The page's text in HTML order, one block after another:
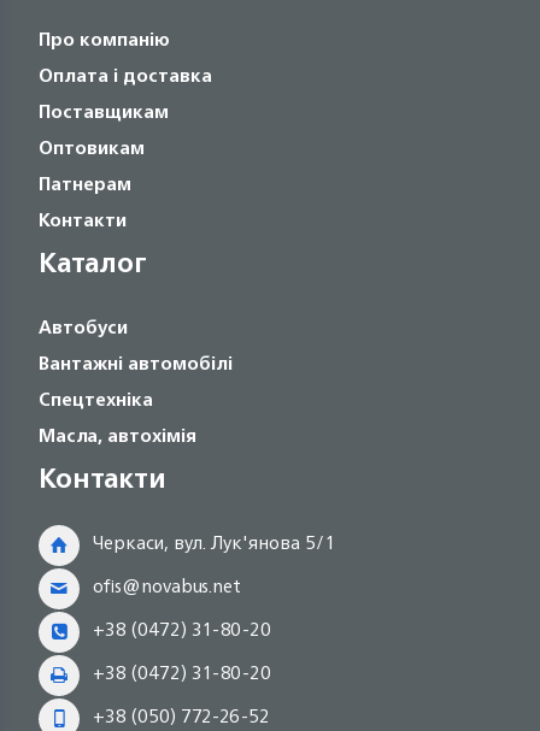
Про компанію
Оплата і доставка
Поставщикам
Оптовикам
Патнерам
Контакти
Каталог
Автобуси
Вантажні автомобілі
Спецтехніка
Масла, автохімія
Контакти
Черкаси, вул. Лук'янова 5/1
ofis@novabus.net
+38 (0472) 31-80-20
+38 (0472) 31-80-20
+38 (050) 772-26-52